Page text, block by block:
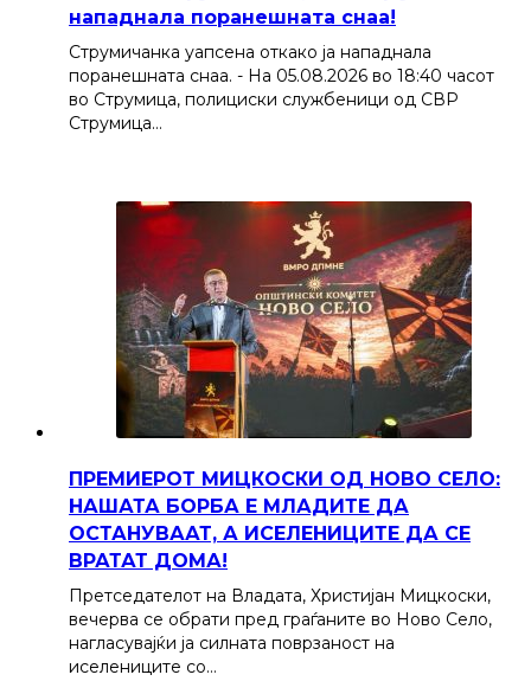
нападнала поранешната снаа!
Струмичанка уапсена откако ја нападнала
поранешната снаа. - На 05.08.2026 во 18:40 часот
во Струмица, полициски службеници од СВР
Струмица…
ПРЕМИЕРОТ МИЦКОСКИ ОД НОВО СЕЛО:
НАШАТА БОРБА Е МЛАДИТЕ ДА
ОСТАНУВААТ, А ИСЕЛЕНИЦИТЕ ДА СЕ
ВРАТАТ ДОМА!
Претседателот на Владата, Христијан Мицкоски,
вечерва се обрати пред граѓаните во Ново Село,
нагласувајќи ја силната поврзаност на
иселениците со…